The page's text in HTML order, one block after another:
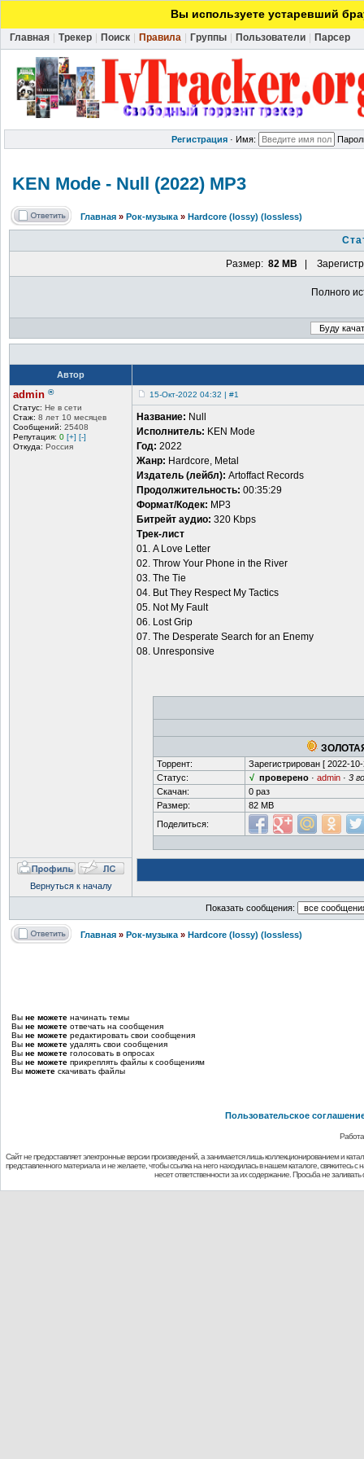
Вы используете устаревший
Главная Трекер Поиск Правила Группы Пользователи Парсер
Регистрация · Имя:
KEN Mode - Null (2022) MP3
Главная » Рок-музыка » Hardcore (lossy) (lossless)
Размер: 82 MB |
Полного
Автор
admin ®
Статус: Не в сети
Стаж: 8 лет 10 месяцев
Сообщений: 25408
Репутация: 0 [+] [-]
Откуда: Россия
15-Окт-2022 04:32 | #1
Название: Null
Исполнитель: KEN Mode
Год: 2022
Жанр: Hardcore, Metal
Издатель (лейбл): Artoffact Records
Продолжительность: 00:35:29
Формат/Кодек: MP3
Битрейт аудио: 320 Kbps
Трек-лист
01. A Love Letter
02. Throw Your Phone in the River
03. The Tie
04. But They Respect My Tactics
05. Not My Fault
06. Lost Grip
07. The Desperate Search for an Enemy
08. Unresponsive
Торрент: Зарегистрирован [ 2022-
Статус:
√ проверено · admin · 3
Скачан:
0 раз
Размер:
82 MB
Поделиться:
Вернуться к началу
Показать сообщения:
Главная » Рок-музыка » Hardcore (lossy) (lossless)
Вы не можете начинать темы
Вы не можете отвечать на сообщения
Вы не можете редактировать свои сообщения
Вы не можете удалять свои сообщения
Вы не можете голосовать в опросах
Вы не можете прикреплять файлы к сообщениям
Вы можете скачивать файлы
Пользовательское
Сайт не предоставляет электронные версии произведений, а занимается лишь коллекционированием и
представленного материала и не желаете, чтобы ссылка на него находилась в нашем каталоге,
несет ответственности за их содержание. Просьба не